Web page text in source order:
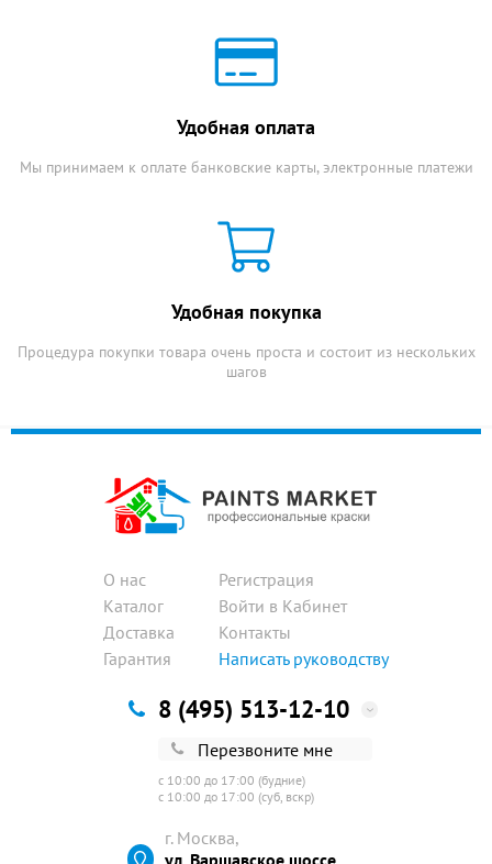
Удобная оплата
Мы принимаем к оплате банковские карты, электронные платежи
Удобная покупка
Процедура покупки товара очень проста и состоит из нескольких
шагов
О нас
Каталог
Доставка
Гарантия
Регистрация
Войти в Кабинет
Контакты
Написать руководству
8 (495) 513-12-10
Перезвоните мне
с 10:00 до 17:00 (будние)
с 10:00 до 17:00 (суб, вскр)
г. Москва,
ул. Варшавское шоссе,